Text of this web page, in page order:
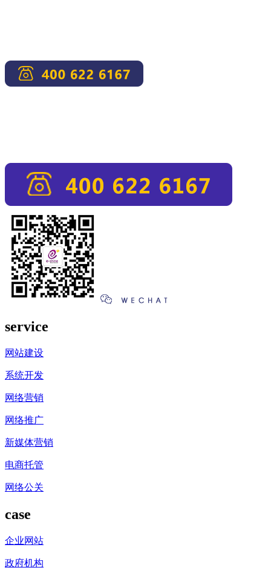
service
网站建设
系统开发
网络营销
网络推广
新媒体营销
电商托管
网络公关
case
企业网站
政府机构